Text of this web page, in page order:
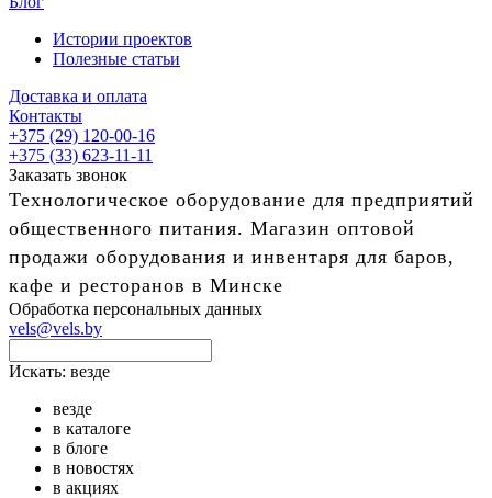
Истории проектов
Полезные статьи
Доставка и оплата
Контакты
+375 (29) 120-00-16
+375 (33) 623-11-11
Заказать звонок
Технологическое оборудование для предприятий
общественного питания. Магазин оптовой
продажи оборудования и инвентаря для баров,
кафе и ресторанов в Минске
Обработка персональных данных
vels@vels.by
Искать: везде
везде
в каталоге
в блоге
в новостях
в акциях